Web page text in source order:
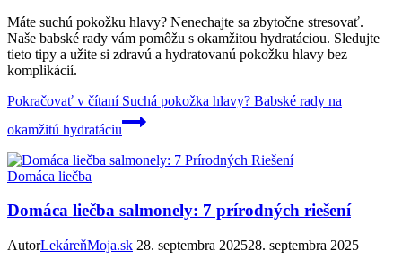
Máte suchú pokožku hlavy? Nenechajte sa zbytočne stresovať.
Naše babské rady vám pomôžu s okamžitou hydratáciou. Sledujte
tieto tipy a užite si zdravú a hydratovanú pokožku hlavy bez
komplikácií.
Pokračovať v čítaníSuchá pokožka hlavy? Babské rady na
okamžitú hydratáciu
Domáca liečba
Domáca liečba salmonely: 7 prírodných riešení
AutorLekáreňMoja.sk 28. septembra 202528. septembra 2025